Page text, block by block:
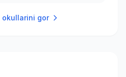
okullarini gor